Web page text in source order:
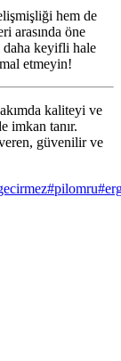
hem de
arasında öne
daha keyifli hale
etmeyin!
kaliteyi ve
imkan tanır.
güvenilir ve
#pilomru#